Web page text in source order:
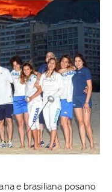
e brasiliana posano